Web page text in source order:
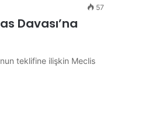
57
Davası’na
teklifine ilişkin Meclis